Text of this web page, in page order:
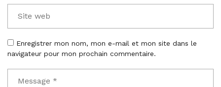
Enregistrer mon nom, mon e-mail et mon site dans le
navigateur pour mon prochain commentaire.